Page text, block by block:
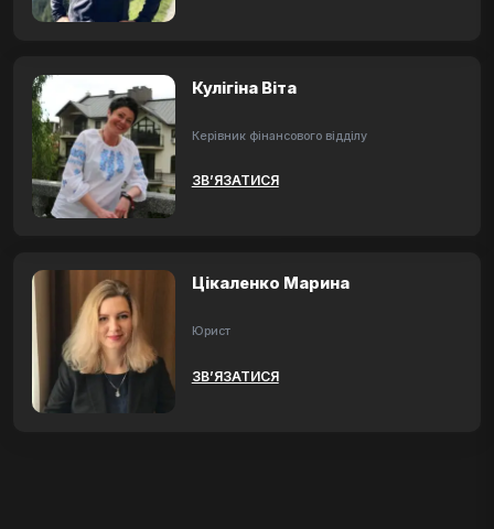
Кулігіна Віта
Керівник фінансового відділу
ЗВ’ЯЗАТИСЯ
Цікаленко Марина
Юрист
ЗВ’ЯЗАТИСЯ